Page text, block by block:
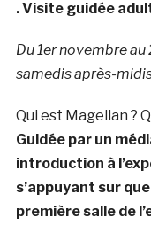
. Visite guidée
Du 1er novembre
samedis après-midis
Qui est Magellan ?
Guidée par un
introduction à
s’appuyant sur
première salle de